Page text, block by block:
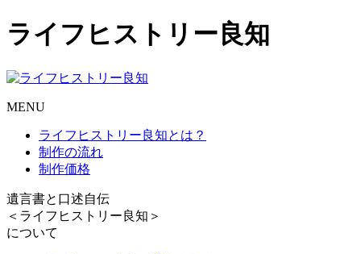
ライフヒストリー良知
MENU
ライフヒストリー良知とは？
制作の流れ
制作価格
遺言書と口述自伝
＜ライフヒストリー良知＞
について